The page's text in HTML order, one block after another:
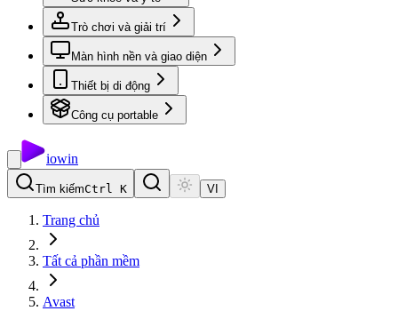
Trò chơi và giải trí
Màn hình nền và giao diện
Thiết bị di động
Công cụ portable
iowin
Tìm kiếmCtrl K VI
Trang chủ
Tất cả phần mềm
Avast